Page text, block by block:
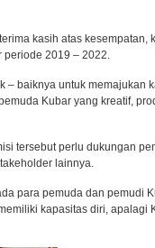
kasih atas kesempatan,
periode 2019 – 2022.
– baiknya untuk memajukan
Kubar yang kreatif,
tersebut perlu dukungan
lainnya.
para pemuda dan pemudi
kapasitas diri, apalagi